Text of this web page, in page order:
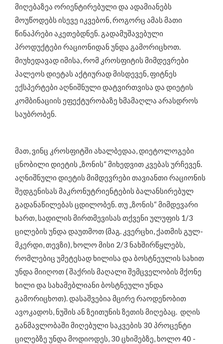
მიღებაზეა ორიენტირებული და ადამიანებს
მოუწოდებს ისევე იკვებონ, როგორც ამას მათი
წინაპრები აკეთებდნენ. გადამუშავებული
პროდუქტები რაციონიდან უნდა გამორიცხოთ.
მიუხედავად იმისა, რომ კროსფიტის მიმდევრები
პალეოს დიეტას აქტიურად მისდევენ, ფიტნეს
ექსპერტები აღნიშნული დატვირთვისა და დიეტის
კომბინაციის ეფექტურობაზე ხმამაღლა არასდროს
საუბრობენ.
მათ, ვინც კროსფიტში ახალბედაა, დიეტოლოგები
ცნობილი დიეტის „ზონის“ მიხედვით კვებას ურჩევენ.
აღნიშნული დიეტის მიმდევრები თავიანთი რაციონის
შედგენისას მაკრონუტრიენტების ბალანსირებულ
გადანაწილებას ცდილობენ. თუ „ზონის“ მიმდევარი
ხართ, სადილის მირთმევისას თქვენი ულუფის 1/3
ცილების უნდა დაუთმოთ (მაგ. კვერცხი, ქათმის გულ-
მკერდი, თევზი), ხოლო მისი 2/3 ნახშირწყლებს,
რომლებიც უმეტესად ხილისა და ბოსტნეულის სახით
უნდა მიიღოთ ( შაქრის მაღალი შემცველობის მქონე
ხილი და სახამებლიანი ბოსტნეული უნდა
გამორიცხოთ). დასაშვებია მცირე რაოდენობით
ავოკადოს, ნუშის ან ზეითუნის ზეთის მიღებაც. დღის
განმავლობაში მიღებული საკვების 30 პროცენტი
ცილებზე უნდა მოდიოდეს, 30 ცხიმებზე, ხოლო 40 -